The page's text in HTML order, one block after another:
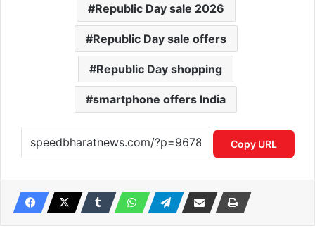
Republic Day sale 2026
Republic Day sale offers
Republic Day shopping
smartphone offers India
Copy URL